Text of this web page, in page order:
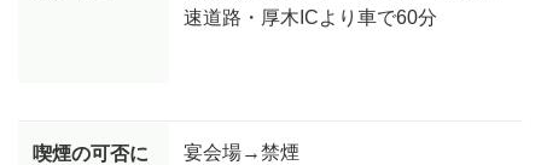
速道路・厚木ICより車で60分
喫煙の可否に
宴会場→禁煙